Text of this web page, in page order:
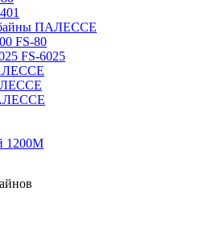
ПАЛЕССЕ
FS-80
FS-6025
1200М